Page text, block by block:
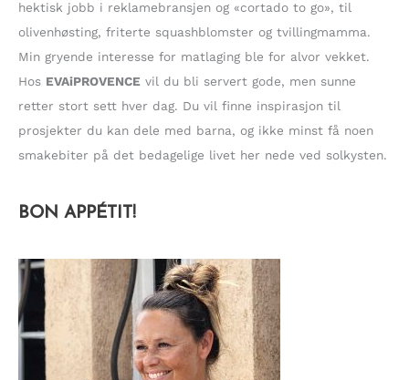
hektisk jobb i reklamebransjen og «cortado to go», til
olivenhøsting, friterte squashblomster og tvillingmamma.
Min gryende interesse for matlaging ble for alvor vekket.
Hos EVAiPROVENCE vil du bli servert gode, men sunne
retter stort sett hver dag. Du vil finne inspirasjon til
prosjekter du kan dele med barna, og ikke minst få noen
smakebiter på det bedagelige livet her nede ved solkysten.
BON APPÉTIT!